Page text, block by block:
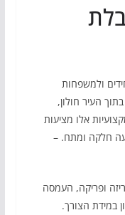
ולמשפחות
בתוך העיר חולון,
אלו מציעות
חלקה ומתח. –
ופריקה, העמסה
במידת הצורך.